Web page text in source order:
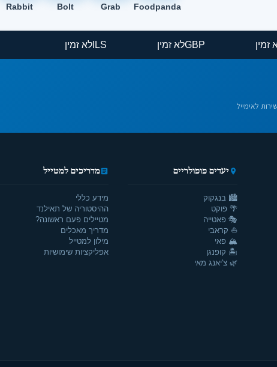
Foodpanda
Grab
Bolt
Rabbit
EUR
GBP
ILS
לאימייל
יעדים פופולריים
🏙️ בנגקוק
🌴 פוקט
🎭 פאטייה
⛵ קראבי
🏔️ פאי
🏝️ קופנגן
🌿 צ'יאנג מאי
מדריכים למטייל
מידע כללי
ההיסטוריה של תאילנד
מטיילים פעם ראשונה?
מדריך מאכלים
מילון למטייל
אפליקציות שימושיות